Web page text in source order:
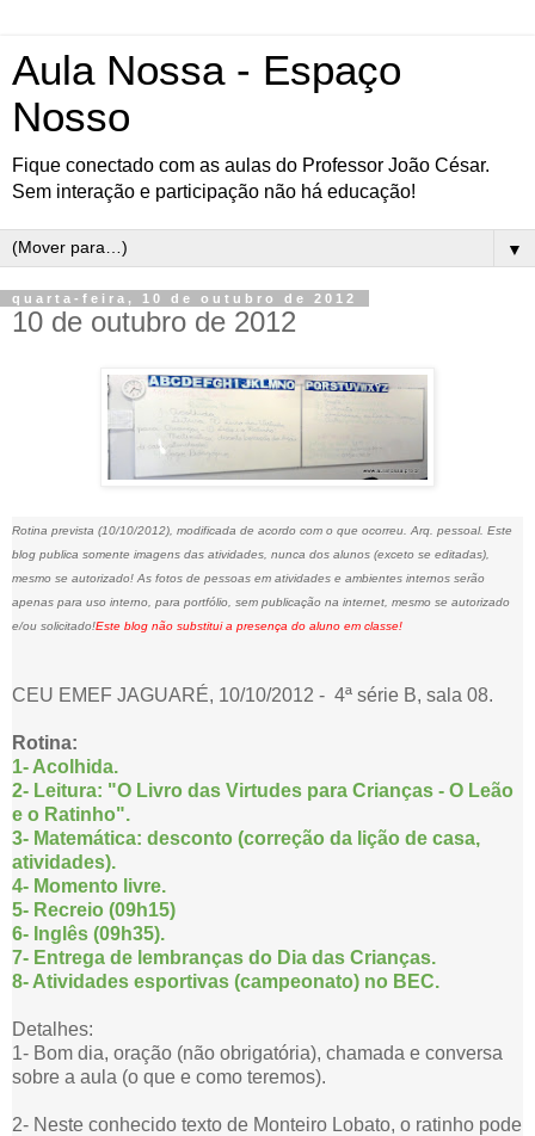
Aula Nossa - Espaço
Nosso
Fique conectado com as aulas do Professor João César.
Sem interação e participação não há educação!
▼
quarta-feira, 10 de outubro de 2012
10 de outubro de 2012
Rotina prevista (10/10/2012), modificada de acordo com o que ocorreu. Arq. pessoal. Este
blog publica somente imagens das atividades, nunca dos alunos (exceto se editadas),
mesmo se autorizado! As fotos de pessoas em atividades e ambientes internos serão
apenas para uso interno, para portfólio, sem publicação na internet, mesmo se autorizado
e/ou solicitado!Este blog não substitui a presença do aluno em classe!
CEU EMEF JAGUARÉ, 10/10/2012 - 4ª série B, sala 08.
Rotina:
1- Acolhida.
2- Leitura: "O Livro das Virtudes para Crianças - O Leão
e o Ratinho".
3- Matemática: desconto (correção da lição de casa,
atividades).
4- Momento livre.
5- Recreio (09h15)
6- Inglês (09h35).
7- Entrega de lembranças do Dia das Crianças.
8- Atividades esportivas (campeonato) no BEC.
Detalhes:
1- Bom dia, oração (não obrigatória), chamada e conversa
sobre a aula (o que e como teremos).
2- Neste conhecido texto de Monteiro Lobato, o ratinho pode